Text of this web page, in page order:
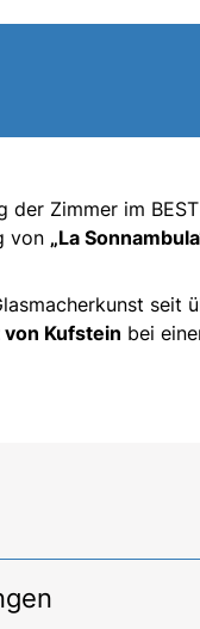
der Zimmer im BEST
von „La
seit
Kufstein bei